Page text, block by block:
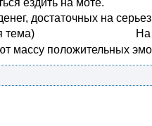
научиться
достаточных на
тема) На этом
массу положительных